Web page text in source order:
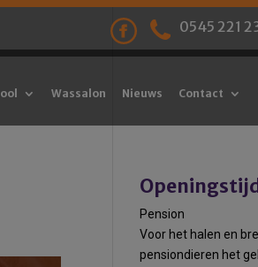
0545 221
Wassalon Nieuws Contact
Pension
Voor het halen en
pensiondieren het